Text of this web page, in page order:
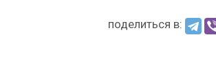
поделиться в: